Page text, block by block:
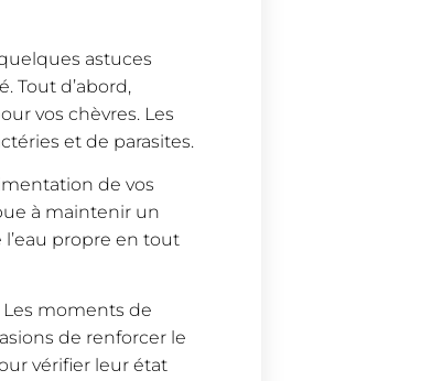
astuces
Tout d’abord,
vos chèvres. Les
et de parasites.
de vos
à maintenir un
l’eau propre en tout
Les moments de
de renforcer le
vérifier leur état